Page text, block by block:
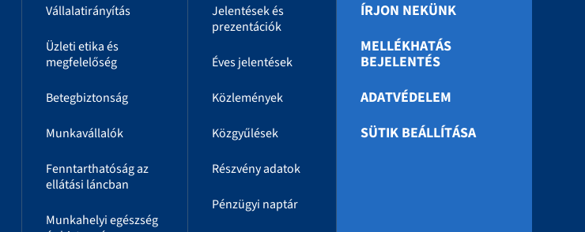
Vállalatirányítás
Üzleti etika és
megfelelőség
Betegbiztonság
Munkavállalók
Fenntarthatóság az
ellátási láncban
Munkahelyi egészség
Jelentések és
prezentációk
Éves jelentések
Közlemények
Közgyűlések
Részvény adatok
Pénzügyi naptár
ÍRJON NEKÜNK
MELLÉKHATÁS
BEJELENTÉS
ADATVÉDELEM
SÜTIK BEÁLLÍTÁSA